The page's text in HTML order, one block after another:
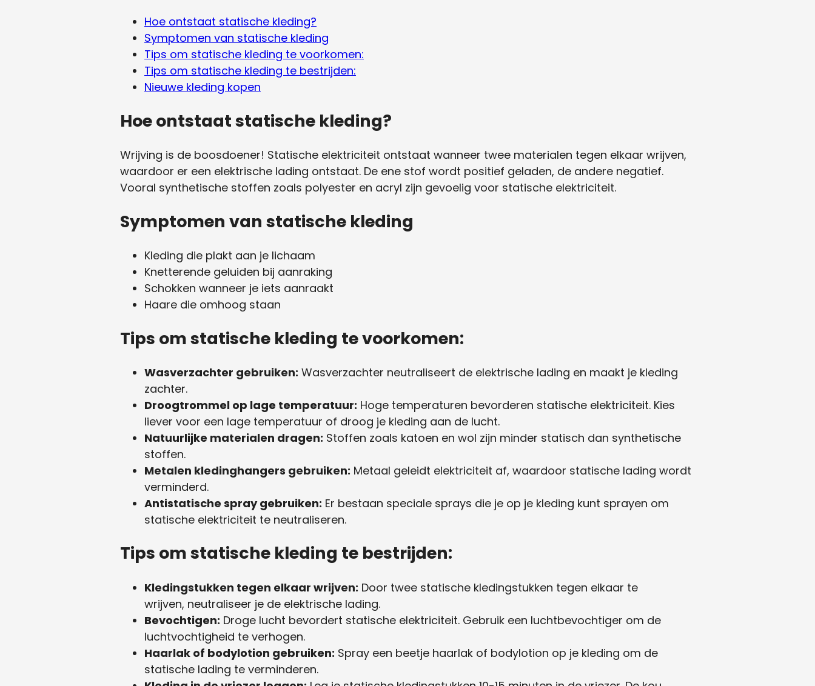
Hoe ontstaat statische kleding?
Symptomen van statische kleding
Tips om statische kleding te voorkomen:
Tips om statische kleding te bestrijden:
Nieuwe kleding kopen
Hoe ontstaat statische kleding?
Wrijving is de boosdoener! Statische elektriciteit ontstaat wanneer twee materialen tegen elkaar wrijven,
waardoor er een elektrische lading ontstaat. De ene stof wordt positief geladen, de andere negatief.
Vooral synthetische stoffen zoals polyester en acryl zijn gevoelig voor statische elektriciteit.
Symptomen van statische kleding
Kleding die plakt aan je lichaam
Knetterende geluiden bij aanraking
Schokken wanneer je iets aanraakt
Haare die omhoog staan
Tips om statische kleding te voorkomen:
Wasverzachter gebruiken: Wasverzachter neutraliseert de elektrische lading en maakt je kleding
zachter.
Droogtrommel op lage temperatuur: Hoge temperaturen bevorderen statische elektriciteit. Kies
liever voor een lage temperatuur of droog je kleding aan de lucht.
Natuurlijke materialen dragen: Stoffen zoals katoen en wol zijn minder statisch dan synthetische
stoffen.
Metalen kledinghangers gebruiken: Metaal geleidt elektriciteit af, waardoor statische lading wordt
verminderd.
Antistatische spray gebruiken: Er bestaan speciale sprays die je op je kleding kunt sprayen om
statische elektriciteit te neutraliseren.
Tips om statische kleding te bestrijden:
Kledingstukken tegen elkaar wrijven: Door twee statische kledingstukken tegen elkaar te
wrijven, neutraliseer je de elektrische lading.
Bevochtigen: Droge lucht bevordert statische elektriciteit. Gebruik een luchtbevochtiger om de
luchtvochtigheid te verhogen.
Haarlak of bodylotion gebruiken: Spray een beetje haarlak of bodylotion op je kleding om de
statische lading te verminderen.